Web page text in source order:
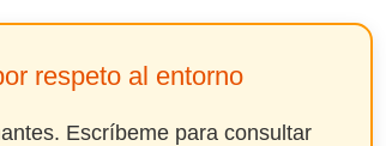
respeto al entorno
Escríbeme para consultar